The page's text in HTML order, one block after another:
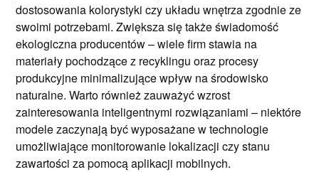
dostosowania kolorystyki czy układu wnętrza zgodnie ze
swoimi potrzebami. Zwiększa się także świadomość
ekologiczna producentów – wiele firm stawia na
materiały pochodzące z recyklingu oraz procesy
produkcyjne minimalizujące wpływ na środowisko
naturalne. Warto również zauważyć wzrost
zainteresowania inteligentnymi rozwiązaniami – niektóre
modele zaczynają być wyposażane w technologie
umożliwiające monitorowanie lokalizacji czy stanu
zawartości za pomocą aplikacji mobilnych.